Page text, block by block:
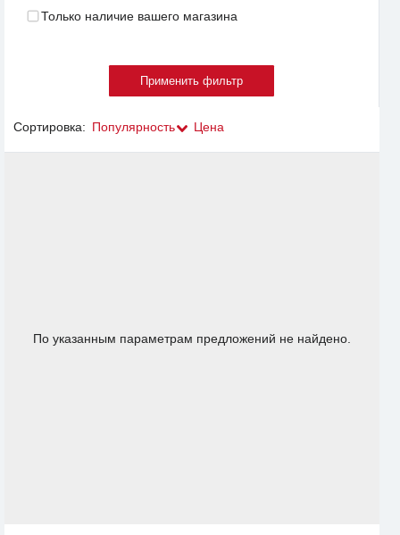
Только наличие вашего магазина
Сортировка: Популярность Цена
По указанным параметрам предложений не найдено.